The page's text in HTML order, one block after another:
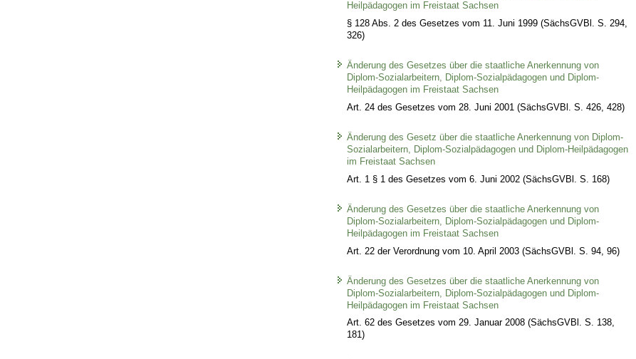
Heilpädagogen im Freistaat Sachsen
§ 128 Abs. 2 des Gesetzes vom 11. Juni 1999 (SächsGVBl. S. 294,
326)
Änderung des Gesetzes über die staatliche Anerkennung von
Diplom-Sozialarbeitern, Diplom-Sozialpädagogen und Diplom-
Heilpädagogen im Freistaat Sachsen
Art. 24 des Gesetzes vom 28. Juni 2001 (SächsGVBl. S. 426, 428)
Änderung des Gesetz über die staatliche Anerkennung von Diplom-
Sozialarbeitern, Diplom-Sozialpädagogen und Diplom-Heilpädagogen
im Freistaat Sachsen
Art. 1 § 1 des Gesetzes vom 6. Juni 2002 (SächsGVBl. S. 168)
Änderung des Gesetzes über die staatliche Anerkennung von
Diplom-Sozialarbeitern, Diplom-Sozialpädagogen und Diplom-
Heilpädagogen im Freistaat Sachsen
Art. 22 der Verordnung vom 10. April 2003 (SächsGVBl. S. 94, 96)
Änderung des Gesetzes über die staatliche Anerkennung von
Diplom-Sozialarbeitern, Diplom-Sozialpädagogen und Diplom-
Heilpädagogen im Freistaat Sachsen
Art. 62 des Gesetzes vom 29. Januar 2008 (SächsGVBl. S. 138,
181)